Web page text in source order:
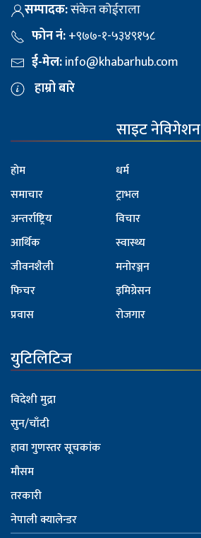
सम्पादक:संकेत कोईराला
फोन नं:+९७७-१-५३४९१५८
ई-मेल:info@khabarhub.com
हाम्रो बारे
साइट नेविगेशन
होम
समाचार
अन्तर्राष्ट्रिय
आर्थिक
जीवनशैली
फिचर
प्रवास
धर्म
ट्राभल
विचार
स्वास्थ्य
मनोरञ्जन
इमिग्रेसन
रोजगार
युटिलिटिज
विदेशी मुद्रा
सुन/चाँदी
हावा गुणस्तर सूचकांक
मौसम
तरकारी
नेपाली क्यालेन्डर